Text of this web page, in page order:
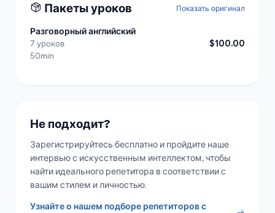
Пакеты уроков Показать оригинал
Разговорный английский
7 уроков
50min
$100.00
Не подходит?
Зарегистрируйтесь бесплатно и пройдите наше
интервью с искусственным интеллектом, чтобы
найти идеального репетитора в соответствии с
вашим стилем и личностью.
Узнайте о нашем подборе репетиторов с